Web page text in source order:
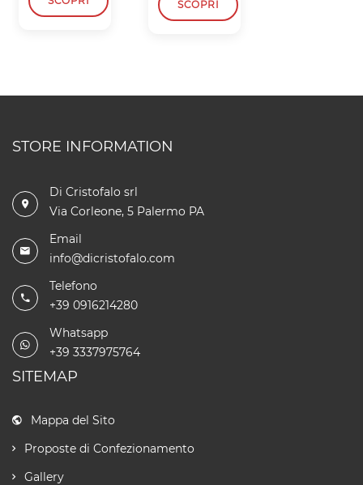
SCOPRI
STORE INFORMATION
Di Cristofalo srl
Via Corleone, 5 Palermo PA
Email
info@dicristofalo.com
Telefono
+39 0916214280
Whatsapp
+39 3337975764
SITEMAP
Mappa del Sito
Proposte di Confezionamento
Gallery